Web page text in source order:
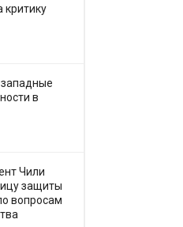
критику
в
Чили
защиты
вопросам